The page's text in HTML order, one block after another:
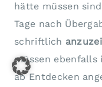
hätte müssen
Tage nach
schriftlich
müssen ebenfalls
ab Entdecken